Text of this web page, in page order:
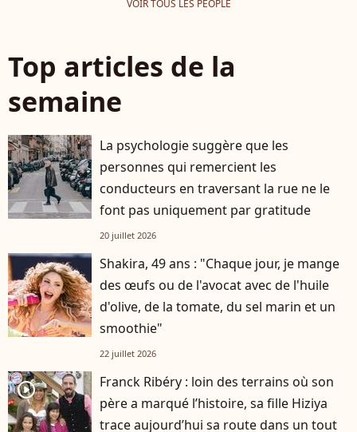
VOIR TOUS LES PEOPLE
Top articles de la
semaine
La psychologie suggère que les
personnes qui remercient les
conducteurs en traversant la rue ne le
font pas uniquement par gratitude
20 juillet 2026
Shakira, 49 ans : "Chaque jour, je mange
des œufs ou de l'avocat avec de l'huile
d'olive, de la tomate, du sel marin et un
smoothie"
22 juillet 2026
player2
Franck Ribéry : loin des terrains où son
père a marqué l’histoire, sa fille Hiziya
trace aujourd’hui sa route dans un tout